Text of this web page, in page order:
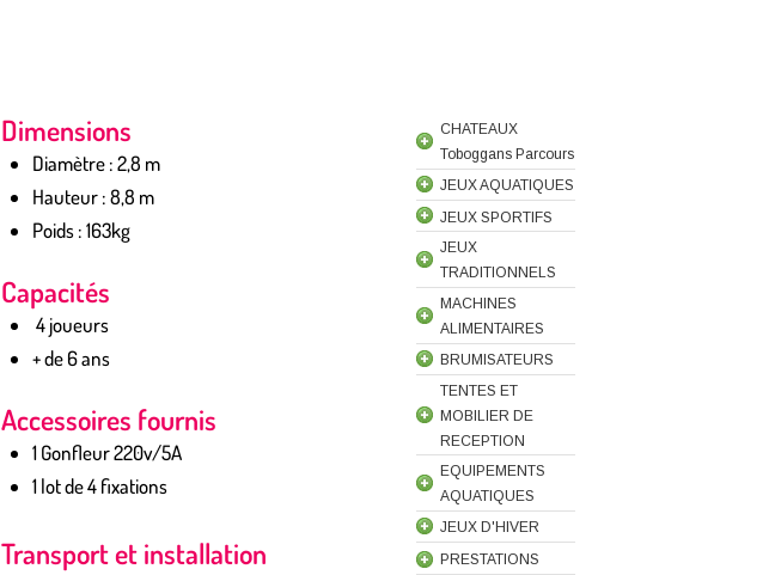
Dimensions
Diamètre : 2,8 m
Hauteur : 8,8 m
Poids : 163kg
Capacités
4 joueurs
+ de 6 ans
Accessoires fournis
1 Gonfleur 220v/5A
1 lot de 4 fixations
Transport et installation
CHATEAUX
Toboggans Parcours
JEUX AQUATIQUES
JEUX SPORTIFS
JEUX
TRADITIONNELS
MACHINES
ALIMENTAIRES
BRUMISATEURS
TENTES ET
MOBILIER DE
RECEPTION
EQUIPEMENTS
AQUATIQUES
JEUX D'HIVER
PRESTATIONS